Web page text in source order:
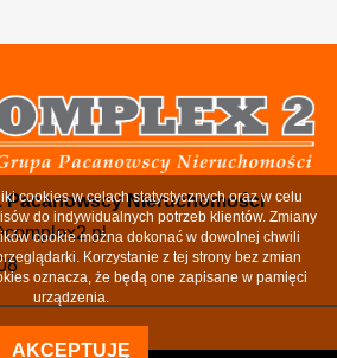
Pacanowscy Nieruchomości
cookies w celach statystycznych oraz w celu
do indywidualnych potrzeb klientów. Zmiany
cookie można dokonać w dowolnej chwili
Korzystanie z tej strony bez zmian
oznacza, że będą one zapisane w pamięci
urządzenia.
AKCEPTUJĘ